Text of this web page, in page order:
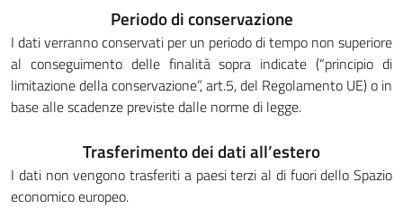
Periodo di conservazione
I dati verranno conservati per un periodo di tempo non superiore
al conseguimento delle finalità sopra indicate (“principio di
limitazione della conservazione”, art.5, del Regolamento UE) o in
base alle scadenze previste dalle norme di legge.
Trasferimento dei dati all’estero
I dati non vengono trasferiti a paesi terzi al di fuori dello Spazio
economico europeo.